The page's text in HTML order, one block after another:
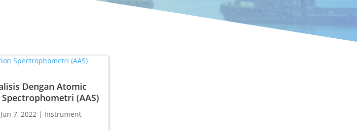
Dengan Atomic
(AAS)
Jun 7, 2022 | Instrument